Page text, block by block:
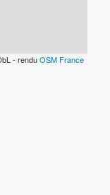
- renduOSM France